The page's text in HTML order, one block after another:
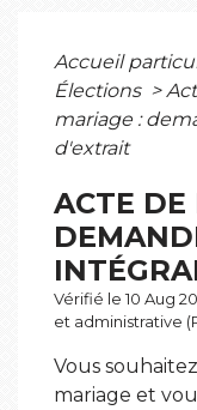
Accueil
Élections >
mariage :
d'extrait
ACTE DE
Vérifié le 10 Aug
et administrative
Vous
mariage et